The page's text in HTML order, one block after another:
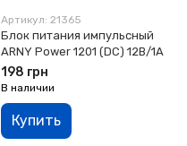
Артикул: 21365
Блок питания импульсный
ARNY Power 1201 (DC) 12В/1А
198 грн
В наличии
Купить